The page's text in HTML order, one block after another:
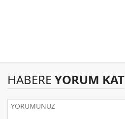
HABERE YORUM KAT